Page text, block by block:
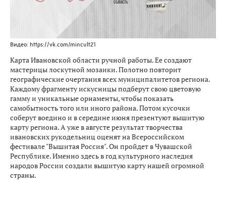
Видео: https://vk.com/mincult21
Карта Ивановской области ручной работы. Ее создают
мастерицы лоскутной мозаики. Полотно повторит
географические очертания всех муниципалитетов региона.
Каждому фрагменту искусницы подберут свою цветовую
гамму и уникальные орнаменты, чтобы показать
самобытность того или иного района. Потом кусочки
соберут воедино и в середине июня презентуют вышитую
карту региона. А уже в августе результат творчества
ивановских рукодельниц оценят на Всероссийском
фестивале "Вышитая Россия". Он пройдет в Чувашской
Республике. Именно здесь в год культурного наследия
народов России создали вышитую карту нашей огромной
страны.